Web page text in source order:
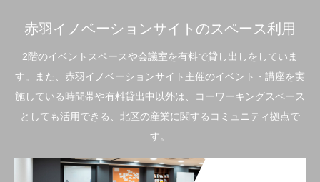
赤羽イノベーションサイトのスペース利用
2階のイベントスペースや会議室を有料で貸し出しをしていま
す。また、赤羽イノベーションサイト主催のイベント・講座を実
施している時間帯や有料貸出中以外は、コーワーキングスペース
としても活用できる、北区の産業に関するコミュニティ拠点で
す。